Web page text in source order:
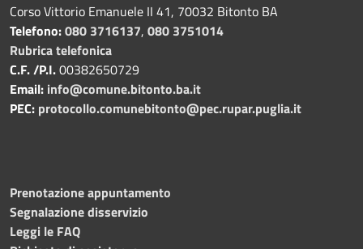
Corso Vittorio Emanuele II 41, 70032 Bitonto BA
Telefono:080 3716137, 080 3751014
Rubrica telefonica
C.F. /P.I.00382650729
Email: info@comune.bitonto.ba.it
PEC: protocollo.comunebitonto@pec.rupar.puglia.it
Prenotazione appuntamento
Segnalazione disservizio
Leggi le FAQ